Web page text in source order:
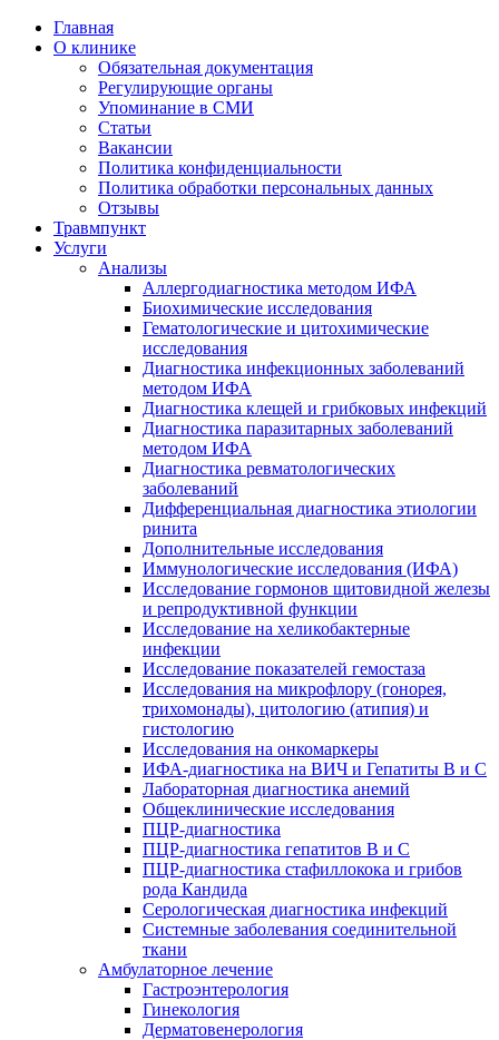
Главная
О клинике
Обязательная документация
Регулирующие органы
Упоминание в СМИ
Статьи
Вакансии
Политика конфиденциальности
Политика обработки персональных данных
Отзывы
Травмпункт
Услуги
Анализы
Аллергодиагностика методом ИФА
Биохимические исследования
Гематологические и цитохимические
исследования
Диагностика инфекционных заболеваний
методом ИФА
Диагностика клещей и грибковых инфекций
Диагностика паразитарных заболеваний
методом ИФА
Диагностика ревматологических
заболеваний
Дифференциальная диагностика этиологии
ринита
Дополнительные исследования
Иммунологические исследования (ИФА)
Исследование гормонов щитовидной железы
и репродуктивной функции
Исследование на хеликобактерные
инфекции
Исследование показателей гемостаза
Исследования на микрофлору (гонорея,
трихомонады), цитологию (атипия) и
гистологию
Исследования на онкомаркеры
ИФА-диагностика на ВИЧ и Гепатиты B и C
Лабораторная диагностика анемий
Общеклинические исследования
ПЦР-диагностика
ПЦР-диагностика гепатитов B и C
ПЦР-диагностика стафиллокока и грибов
рода Кандида
Серологическая диагностика инфекций
Системные заболевания соединительной
ткани
Амбулаторное лечение
Гастроэнтерология
Гинекология
Дерматовенерология